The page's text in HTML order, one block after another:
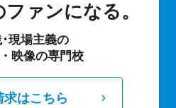
ァンになる。
現場主義の
映像の専門校
求はこちら